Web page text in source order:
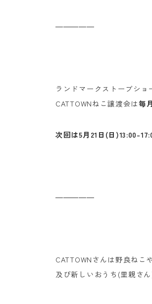
―――――
ランドマークストーブショ
CATTOWNねこ譲渡会は毎
次回は5月21日(日)13:00-
―――――
CATTOWNさんは野良ねこ
及び新しいおうち(里親さ